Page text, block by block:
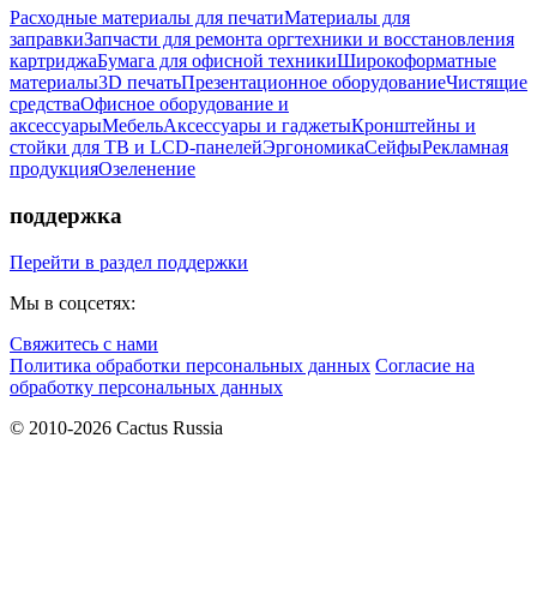
Расходные материалы для печатиМатериалы для
заправкиЗапчасти для ремонта оргтехники и восстановления
картриджаБумага для офисной техникиШирокоформатные
материалы3D печатьПрезентационное оборудованиеЧистящие
средстваОфисное оборудование и
аксессуарыМебельАксессуары и гаджетыКронштейны и
стойки для ТВ и LCD-панелейЭргономикаСейфыРекламная
продукцияОзеленение
поддержка
Перейти в раздел поддержки
Мы в соцсетях:
Свяжитесь с нами
Политика обработки персональных данных Согласие на
обработку персональных данных
© 2010-2026 Cactus Russia